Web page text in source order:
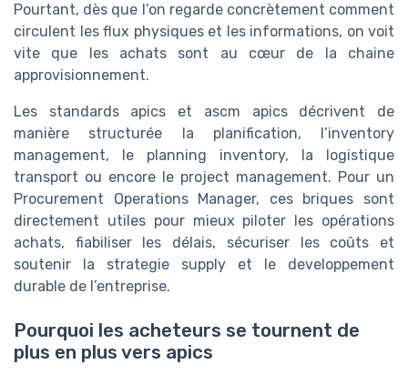
Pourtant, dès que l’on regarde concrètement comment
circulent les flux physiques et les informations, on voit
vite que les achats sont au cœur de la chaine
approvisionnement.
Les standards apics et ascm apics décrivent de
manière structurée la planification, l’inventory
management, le planning inventory, la logistique
transport ou encore le project management. Pour un
Procurement Operations Manager, ces briques sont
directement utiles pour mieux piloter les opérations
achats, fiabiliser les délais, sécuriser les coûts et
soutenir la strategie supply et le developpement
durable de l’entreprise.
Pourquoi les acheteurs se tournent de
plus en plus vers apics